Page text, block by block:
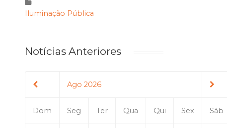
Iluminação Pública
Notícias Anteriores
Ago 2026
Dom Seg Ter Qua Qui Sex Sáb